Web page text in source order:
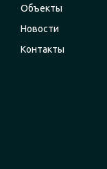
Объекты
Новости
Контакты